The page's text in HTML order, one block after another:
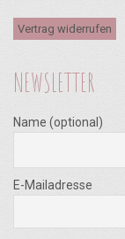
Vertrag widerrufen
NEWSLETTER
Name (optional)
E-Mailadresse